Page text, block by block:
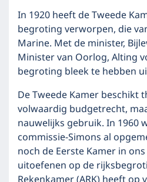
In 1920 heeft de Tweede
begroting verworpen, die
Marine. Met de minister,
Minister van Oorlog, Alting
begroting bleek te hebben
De Tweede Kamer beschikt
volwaardig budgetrecht,
nauwelijks gebruik. In 1960
commissie-Simons al
noch de Eerste Kamer in
uitoefenen op de